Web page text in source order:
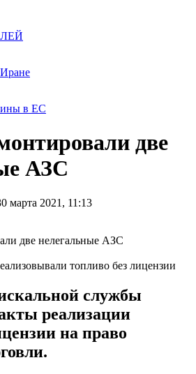
в ЕС
две
АЗС
марта 2021, 11:13
топливо без лицензии
службы
реализации
на право